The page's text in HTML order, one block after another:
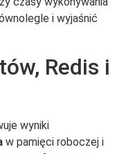
i wyjaśnić
Redis i
wyniki
w pamięci roboczej i